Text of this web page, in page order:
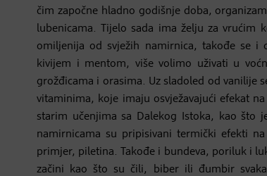
čim započne hladno godišnje doba,
lubenicama. Tijelo sada ima želju za vrućim
omiljenija od svježih namirnica, takođe se i
kivijem i mentom, više volimo uživati u
grožđicama i orasima. Uz sladoled od vanilije
vitaminima, koje imaju osvježavajući efekat
starim učenjima sa Dalekog Istoka, kao što
namirnicama su pripisivani termički efekti
primjer, piletina. Takođe i bundeva, poriluk i
začini kao što su čili, biber ili đumbir